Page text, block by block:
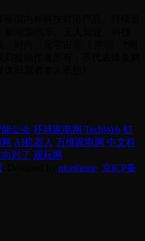
能公会 环球家电网 TechWeb 钉
AI机器人 万维家电网 中文科
对了 观耘网
nicetheme 京ICP备